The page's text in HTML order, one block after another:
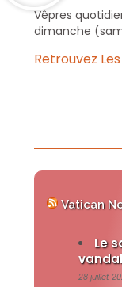
Vêpres
dimanche
Retrouvez
Vatican
Le
28 juillet